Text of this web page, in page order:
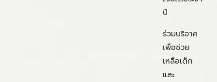
ปี
ร่วมบริจาค
เพื่อช่วย
เหลือเด็ก
และ